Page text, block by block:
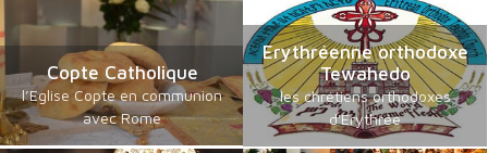
Copte Catholique
l’Eglise Copte en communion
avec Rome
Erythréenne orthodoxe
Tewahedo
les chrétiens orthodoxes
d'Erythrée